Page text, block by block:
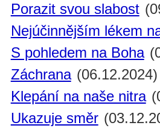
Porazit svou slabost
Nejúčinnějším lékem
S pohledem na Boha
Záchrana (06.12.2024)
Klepání na naše nitra
Ukazuje směr